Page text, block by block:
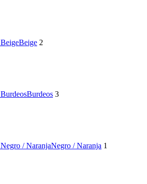
BeigeBeige 2
BurdeosBurdeos 3
Negro / NaranjaNegro / Naranja 1